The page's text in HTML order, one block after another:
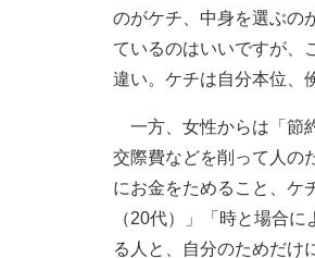
のがケチ、中身を選ぶの
ているのはいいですが、
違い。ケチは自分本位、
一方、女性からは「節
交際費などを削って人の
にお金をためること、ケ
（20代）」「時と場合
る人と、自分のためだけ